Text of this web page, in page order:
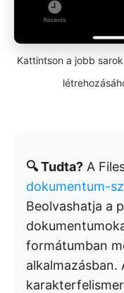
Kattintson a jobb
🔍 Tudta? A
dokumentum-
Beolvashatja a
formátumban
alkalmazásban.